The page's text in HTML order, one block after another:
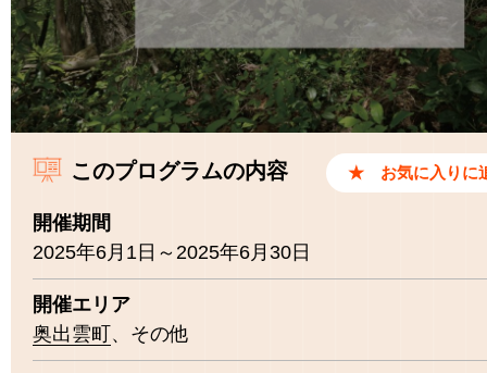
このプログラムの内容
開催期間
2025年6月1日～2025年6月30日
開催エリア
奥出雲町
その他